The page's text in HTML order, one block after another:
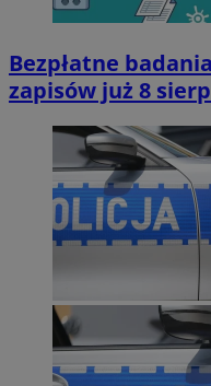
Bezpłatne
zapisów już 8